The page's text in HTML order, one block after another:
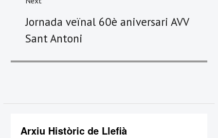
post:
Jornada veïnal 60è aniversari AVV
Sant Antoni
Arxiu Històric de Llefià